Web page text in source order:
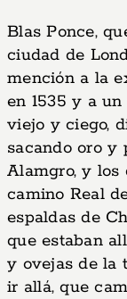
Blas Ponce,
ciudad de
mención a la
en 1535 y a
viejo y ciego,
sacando oro y
Alamgro, y los
camino Real
espaldas de
que estaban
y ovejas de la
ir allá, que